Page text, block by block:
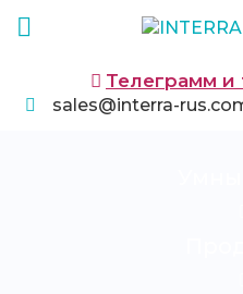
Телеграмм
sales@interra-